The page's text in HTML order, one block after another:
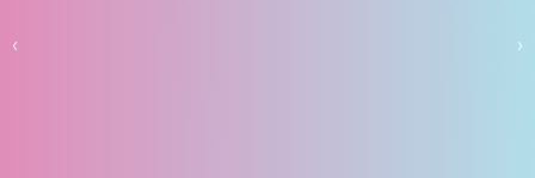
‹ ›